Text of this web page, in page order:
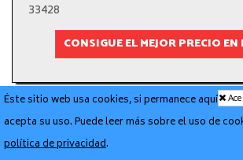
33428
CONSIGUE EL MEJOR PRECIO
GRÁFICAS LA MORGAL
Éste sitio web usa cookies, si permanece aquí
acepta su uso. Puede leer más sobre el uso de
política de privacidad.